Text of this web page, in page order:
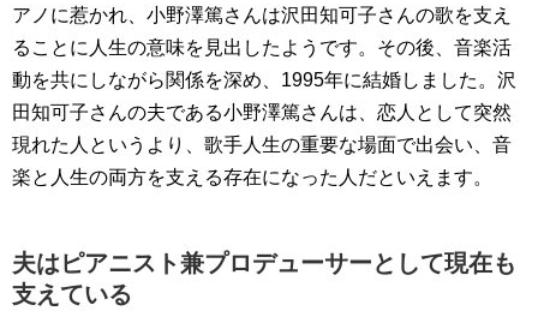
アノに惹かれ、小野澤篤さんは沢田知可子さんの歌を支え
ることに人生の意味を見出したようです。その後、音楽活
動を共にしながら関係を深め、1995年に結婚しました。沢
田知可子さんの夫である小野澤篤さんは、恋人として突然
現れた人というより、歌手人生の重要な場面で出会い、音
楽と人生の両方を支える存在になった人だといえます。
夫はピアニスト兼プロデューサーとして現在も
支えている